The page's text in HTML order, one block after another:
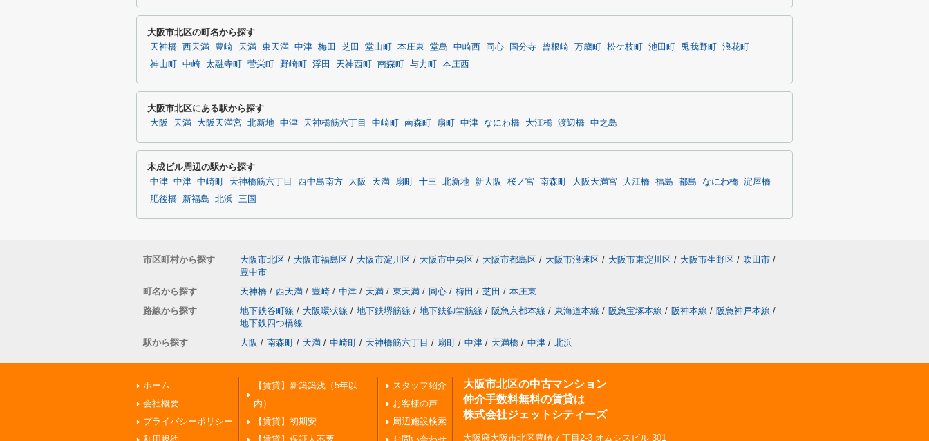
大阪市北区の町名から探す
天神橋 西天満 豊崎 天満 東天満 中津 梅田 芝田 堂山町 本庄東 堂島 中崎西 同心 国分寺 曾根崎 万歳町 松ケ枝町 池田町 兎我野町
浪花町
神山町
中崎 太融寺町 菅栄町 野崎町 浮田 天神西町 南森町 与力町 本庄西
大阪市北区にある駅から探す
大阪 天満 大阪天満宮 北新地 中津 天神橋筋六丁目 中崎町 南森町 扇町 中津 なにわ橋 大江橋 渡辺橋 中之島
木成ビル周辺の駅から探す
中津 中津 中崎町 天神橋筋六丁目 西中島南方 大阪 天満 扇町 十三 北新地 新大阪 桜ノ宮 南森町 大阪天満宮 大江橋 福島 都島 なにわ橋 淀屋橋
肥後橋
新福島 北浜 三国
市区町村から探す 大阪市北区 / 大阪市福島区 / 大阪市淀川区 / 大阪市中央区 / 大阪市都島区 / 大阪市浪速区 / 大阪市東淀川区 / 大阪市生野区 / 吹田市 /
豊中市
町名から探す
天神橋 / 西天満 / 豊崎 / 中津 / 天満 / 東天満 / 同心 / 梅田 / 芝田 / 本庄東
路線から探す
地下鉄谷町線 / 大阪環状線 / 地下鉄堺筋線 / 地下鉄御堂筋線 / 阪急京都本線 / 東海道本線 / 阪急宝塚本線 / 阪神本線 / 阪急神戸本線 /
地下鉄四つ橋線
駅から探す
大阪 / 南森町 / 天満 / 中崎町 / 天神橋筋六丁目 / 扇町 / 中津 / 天満橋 / 中津 / 北浜
ホーム
会社概要
プライバシーポリシー
【賃貸】新築築浅（5年以
内）
【賃貸】初期安
スタッフ紹介
お客様の声
周辺施設検索
大阪市北区の中古マンション
仲介手数料無料の賃貸は
株式会社ジェットシティーズ
大阪府大阪市北区豊崎７丁目2-3 オムシスビル 301